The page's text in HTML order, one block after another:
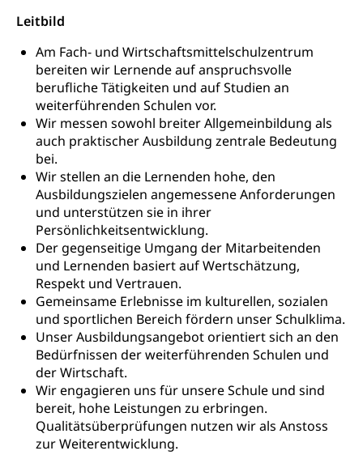
Leitbild
Am Fach- und Wirtschaftsmittelschulzentrum
bereiten wir Lernende auf anspruchsvolle
berufliche Tätigkeiten und auf Studien an
weiterführenden Schulen vor.
Wir messen sowohl breiter Allgemeinbildung als
auch praktischer Ausbildung zentrale Bedeutung
bei.
Wir stellen an die Lernenden hohe, den
Ausbildungszielen angemessene Anforderungen
und unterstützen sie in ihrer
Persönlichkeitsentwicklung.
Der gegenseitige Umgang der Mitarbeitenden
und Lernenden basiert auf Wertschätzung,
Respekt und Vertrauen.
Gemeinsame Erlebnisse im kulturellen, sozialen
und sportlichen Bereich fördern unser Schulklima.
Unser Ausbildungsangebot orientiert sich an den
Bedürfnissen der weiterführenden Schulen und
der Wirtschaft.
Wir engagieren uns für unsere Schule und sind
bereit, hohe Leistungen zu erbringen.
Qualitätsüberprüfungen nutzen wir als Anstoss
zur Weiterentwicklung.
Cassis-deDijon-Prinzip
Lebensmittelkontrolle und
Verbraucherschutz
Krankenversicherung
Unfallversicherung, Berufsunfallversicherung,
Krankheit, Unfall, Prämienverbilligung,
Krankenkasse
Krankenversicherung (WAS Luzern)
Prämienverbilligung (WAS Luzern)
Obligatorische Krankenversicherung (WAS
Luzern)
Kranken- und Unfallversicherung
Lebensmittelsicherheit
sichere Lebensmittel, Lebensmittelkontrolle,
Lebensmittelhygiene, Produktesicherheit
Trinkwasser
Lebensmittel
Prävention
Gesundheitsvorsorge, Wellness, Unfallverhütung,
Suchtprävention, Alkoholprävention,
Tabakprävention, Primärprävention,
Sekundärprävention, Tertiärprävention
Darmkrebsvorsorge
Kantonales Tabakpräventionsprogramm
Gesundheitsförderung
Prävention (Polizei)
Suchtprävention
Soziale Sicherheit
Sozialversicherungen, Sozialpolitik,
Arbeitslosenversicherung,
Mutterschaftsversicherung, Krankenversicherung,
Unfallversicherung, Invalidenversicherung,
Sozialhilfe